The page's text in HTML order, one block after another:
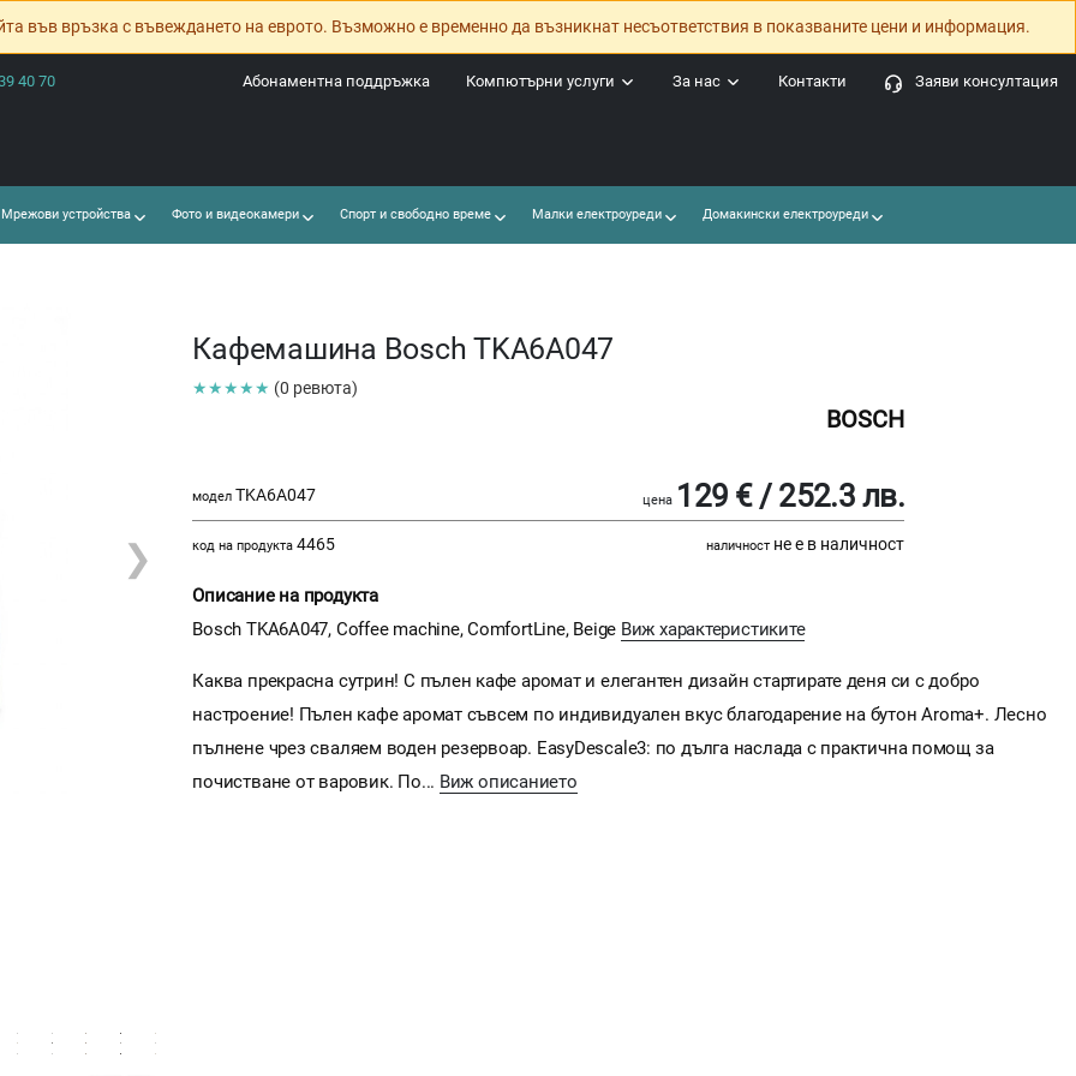
във връзка с въвеждането на еврото. Възможно е временно да възникнат несъответствия в показваните цени и информация.
40 70 Заяви консултация
Контакти
За нас
Компютърни услуги
Абонаментна поддръжка
устройства Фото и видеокамери Спорт и свободно време Малки електроуреди Домакински електроуреди
❯
Кафемашина Bosch TKA6A047
★★★★★ (0 ревюта)
BOSCH
модел TKA6A047 цена 129 € / 252.3 лв.
код на продукта 4465 наличност не е в наличност
Описание на продукта
Bosch TKA6A047, Coffee machine, ComfortLine, Beige Виж характеристиките
Каква прекрасна сутрин! С пълен кафе аромат и елегантен дизайн стартирате деня си с добро
настроение! Пълен кафе аромат съвсем по индивидуален вкус благодарение на бутон Aroma+. Лесно
пълнене чрез сваляем воден резервоар. EasyDescale3: по дълга наслада с практична помощ за
почистване от варовик. По... Виж описанието